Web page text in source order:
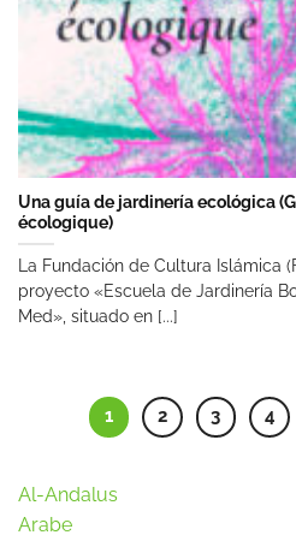
Una guía de jardinería ecológica
écologique)
La Fundación de Cultura Islámica
proyecto «Escuela de Jardinería
Med», situado en [...]
1 2 3 4
Al-Andalus
Arabe